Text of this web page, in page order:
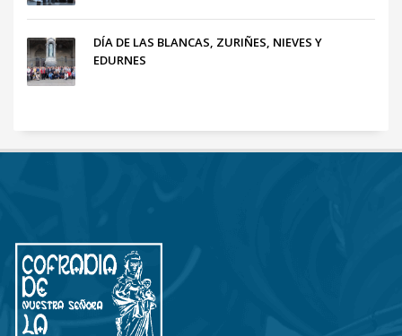
DÍA DE LAS BLANCAS, ZURIÑES, NIEVES Y
EDURNES